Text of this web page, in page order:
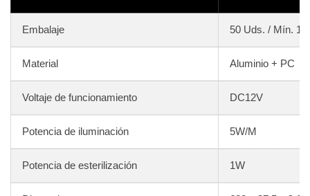
Embalaje 50 Uds. / Mín. 1
Material Aluminio + PC
Voltaje de funcionamiento DC12V
Potencia de iluminación 5W/M
Potencia de esterilización 1W